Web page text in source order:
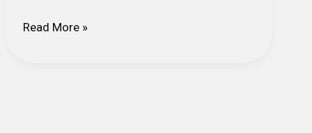
Read More »